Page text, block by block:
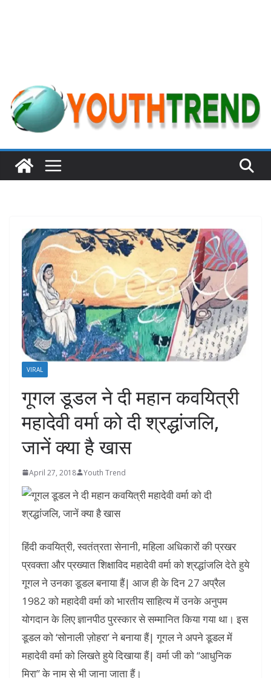
VIRAL
गूगल डूडल ने दी महान कवयित्री
महादेवी वर्मा को दी श्रद्धांजलि,
जानें क्या है खास
April 27, 2018 Youth Trend
हिंदी कवयित्री, स्वतंत्रता सेनानी, महिला अधिकारों की प्रखर
प्रवक्ता और प्रख्यात शिक्षाविद महादेवी वर्मा को श्रद्धांजलि देते हुये
गूगल ने उनका डूडल बनाया हैं| आज ही के दिन 27 अप्रैल
1982 को महादेवी वर्मा को भारतीय साहित्य में उनके अनुपम
योगदान के लिए ज्ञानपीठ पुरस्कार से सम्मानित किया गया था। इस
डूडल को ‘सोनाली ज़ोहरा’ ने बनाया हैं| गूगल ने अपने डूडल में
महादेवी वर्मा को लिखते हुये दिखाया हैं| वर्मा जी को “आधुनिक
मिरा” के नाम से भी जाना जाता हैं।